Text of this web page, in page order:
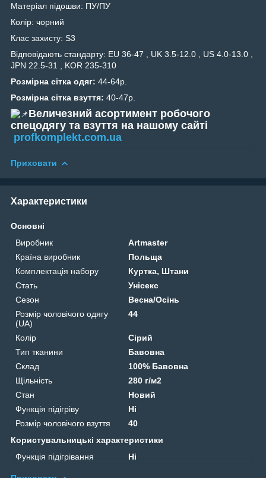
Матеріал підошви: ПУ/ПУ
Колір: чорний
Клас захисту: S3
Відповідають стандарту: EU 36-47 , UK 3.5-12.0 , US 4.0-13.0 ,
JPN 22.5-31 , KOR 235-310
Розмірна сітка одяг: 44-64р.
Розмірна сітка взуття: 40-47р.
Величезний асортимент робочого
спецодягу та взуття на нашому сайті
profkomplekt.com.ua
Приховати
Характеристики
Основні
Виробник
Artmaster
Країна виробник
Польща
Комплектація набору
Куртка, Штани
Стать
Унісекс
Сезон
Весна/Осінь
Розмір чоловічого одягу
(UA)
44
Колір
Сірий
Тип тканини
Бавовна
Склад
100% Бавовна
Щільність
280 г/м2
Стан
Новий
Функція підігріву
Ні
Розмір чоловічого взуття
40
Користувальницькі характеристики
Функція підігрівання
Ні